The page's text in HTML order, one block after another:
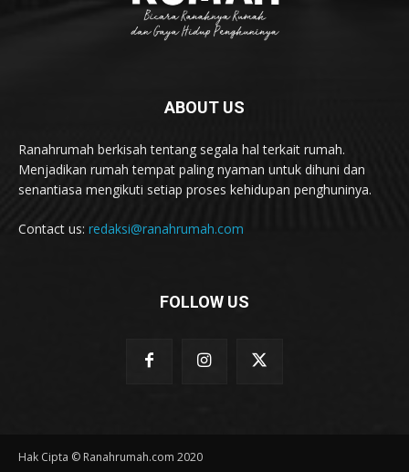
ABOUT US
Ranahrumah berkisah tentang segala hal terkait rumah.
Menjadikan rumah tempat paling nyaman untuk dihuni dan
senantiasa mengikuti setiap proses kehidupan penghuninya.
Contact us: redaksi@ranahrumah.com
FOLLOW US
Hak Cipta © Ranahrumah.com 2020